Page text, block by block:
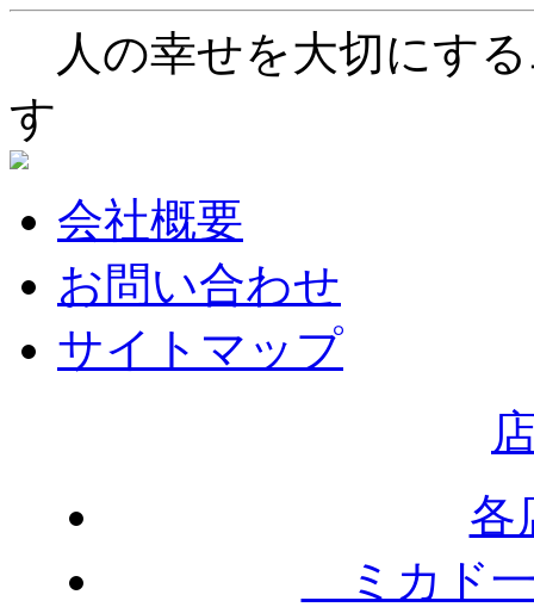
人の幸せを大切にす
す
会社概要
お問い合わせ
サイトマップ
各
ミカド